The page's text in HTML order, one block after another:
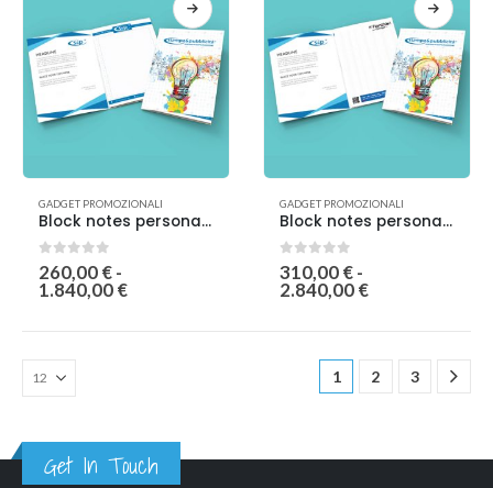
GADGET PROMOZIONALI
Block notes personalizzato PAGINE INTERNE 1 COLORE
0 out of 5
260,00 € -
1.840,00 €
GADGET PROMOZIONALI
Block notes personalizzato PAGINE INTERNE 4 COLORI
0 out of 5
310,00 € -
2.840,00 €
1 2 3
Get In Touch